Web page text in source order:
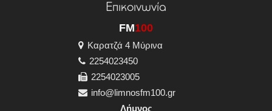
Επικοινωνία
FM100
Καρατζά 4 Μύρινα
2254023450
2254023005
info@limnosfm100.gr
Λήμνος